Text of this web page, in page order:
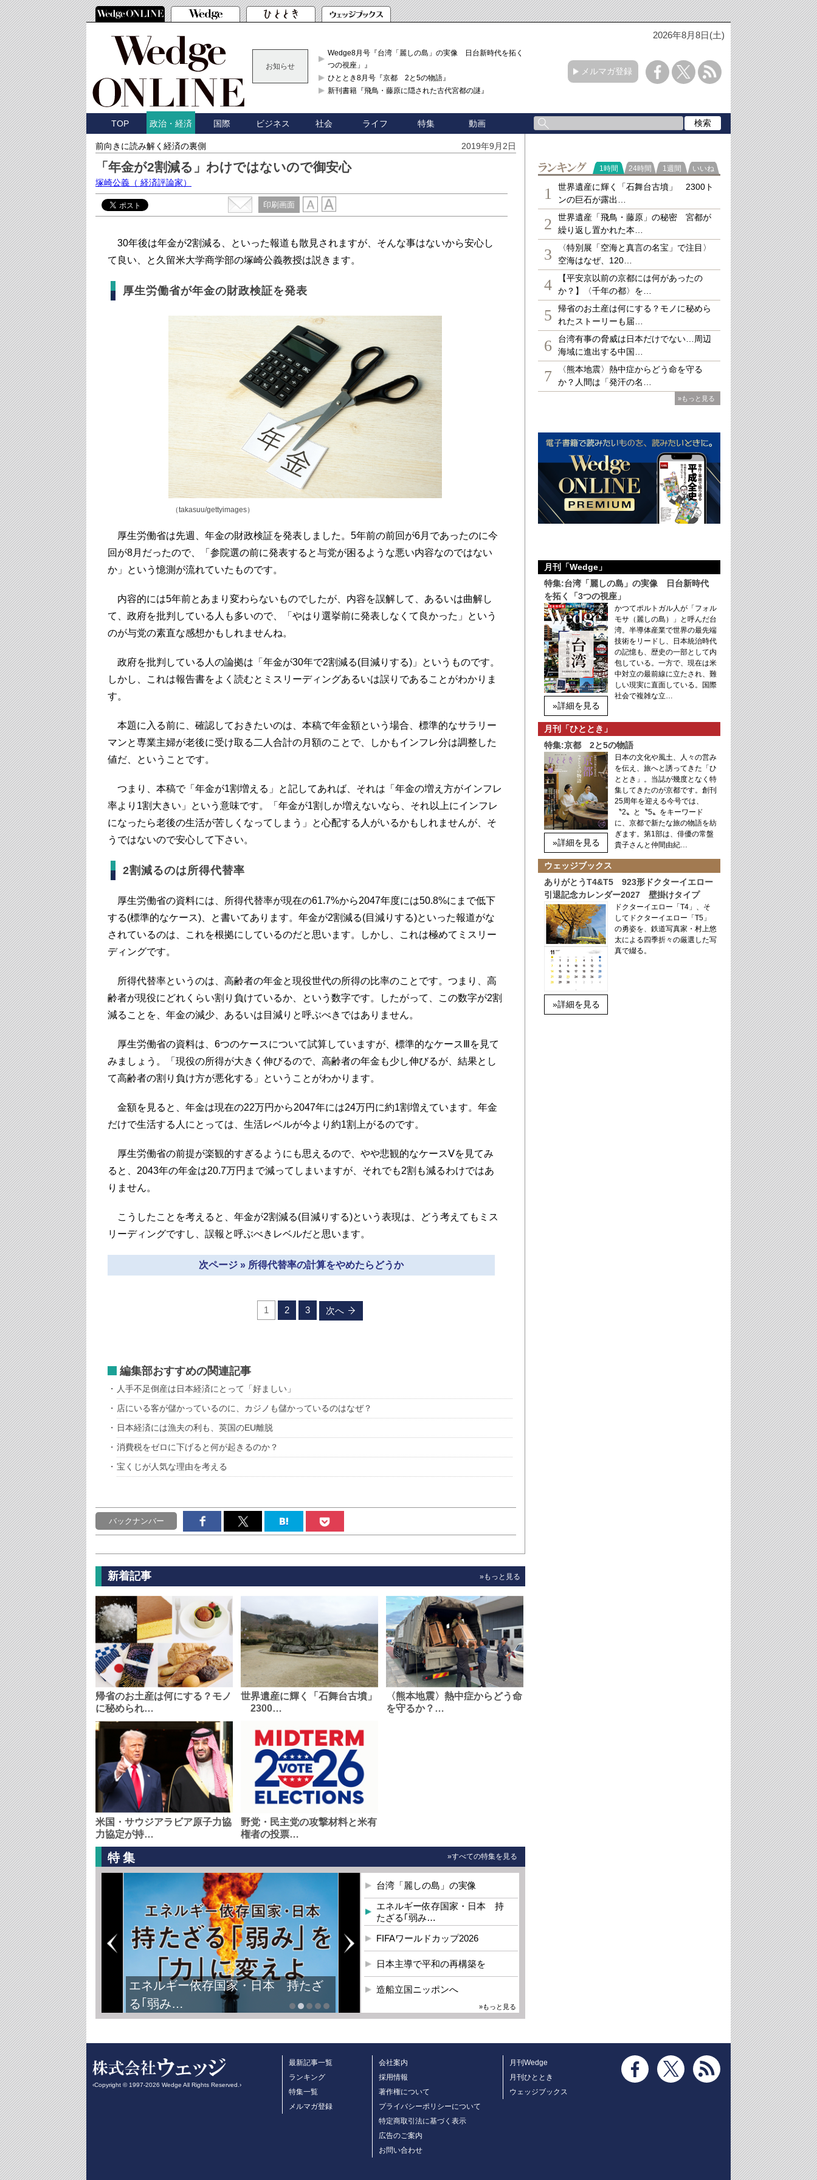
2026年8月8日(土)
お知らせ
Wedge8月号『台湾「麗しの島」の実像 日台新時代を拓く「3
つの視座」』
ひととき8月号『京都 2と5の物語』
新刊書籍『飛鳥・藤原に隠された古代宮都の謎』
メルマガ登録
TOP 政治・経済 国際 ビジネス 社会 ライフ 特集 動画
前向きに読み解く経済の裏側 2019年9月2日
「年金が2割減る」わけではないので御安心
塚崎公義 （ 経済評論家）
印刷画面
30年後は年金が2割減る、といった報道も散見されますが、そんな事はないから安心し
て良い、と久留米大学商学部の塚崎公義教授は説きます。
厚生労働省が年金の財政検証を発表
（takasuu/gettyimages）
厚生労働省は先週、年金の財政検証を発表しました。5年前の前回が6月であったのに今
回が8月だったので、「参院選の前に発表すると与党が困るような悪い内容なのではない
か」という憶測が流れていたものです。
内容的には5年前とあまり変わらないものでしたが、内容を誤解して、あるいは曲解し
て、政府を批判している人も多いので、「やはり選挙前に発表しなくて良かった」という
のが与党の素直な感想かもしれませんね。
政府を批判している人の論拠は「年金が30年で2割減る(目減りする)」というものです。
しかし、これは報告書をよく読むとミスリーディングあるいは誤りであることがわかりま
す。
本題に入る前に、確認しておきたいのは、本稿で年金額という場合、標準的なサラリー
マンと専業主婦が老後に受け取る二人合計の月額のことで、しかもインフレ分は調整した
値だ、ということです。
つまり、本稿で「年金が1割増える」と記してあれば、それは「年金の増え方がインフレ
率より1割大きい」という意味です。「年金が1割しか増えないなら、それ以上にインフレ
になったら老後の生活が苦しくなってしまう」と心配する人がいるかもしれませんが、そ
うではないので安心して下さい。
2割減るのは所得代替率
厚生労働省の資料には、所得代替率が現在の61.7%から2047年度には50.8%にまで低下
する(標準的なケース)、と書いてあります。年金が2割減る(目減りする)といった報道がな
されているのは、これを根拠にしているのだと思います。しかし、これは極めてミスリー
ディングです。
所得代替率というのは、高齢者の年金と現役世代の所得の比率のことです。つまり、高
齢者が現役にどれくらい割り負けているか、という数字です。したがって、この数字が2割
減ることを、年金の減少、あるいは目減りと呼ぶべきではありません。
厚生労働省の資料は、6つのケースについて試算していますが、標準的なケースⅢを見て
みましょう。「現役の所得が大きく伸びるので、高齢者の年金も少し伸びるが、結果とし
て高齢者の割り負け方が悪化する」ということがわかります。
金額を見ると、年金は現在の22万円から2047年には24万円に約1割増えています。年金
だけで生活する人にとっては、生活レベルが今より約1割上がるのです。
厚生労働省の前提が楽観的すぎるようにも思えるので、やや悲観的なケースⅤを見てみ
ると、2043年の年金は20.7万円まで減ってしまいますが、それでも2割も減るわけではあ
りません。
こうしたことを考えると、年金が2割減る(目減りする)という表現は、どう考えてもミス
リーディングですし、誤報と呼ぶべきレベルだと思います。
次ページ » 所得代替率の計算をやめたらどうか
1 2 3 次へ
編集部おすすめの関連記事
人手不足倒産は日本経済にとって「好ましい」
店にいる客が儲かっているのに、カジノも儲かっているのはなぜ？
日本経済には漁夫の利も、英国のEU離脱
消費税をゼロに下げると何が起きるのか？
宝くじが人気な理由を考える
バックナンバー
新着記事 »もっと見る
帰省のお土産は何にする？モノ
に秘められ…
世界遺産に輝く「石舞台古墳」
2300…
〈熊本地震〉熱中症からどう命
を守るか？…
米国・サウジアラビア原子力協
力協定が持…
野党・民主党の攻撃材料と米有
権者の投票…
特集 »すべての特集を見る
エネルギー依存国家・日本 持たざ
る｢弱み…
台湾「麗しの島」の実像
エネルギー依存国家・日本 持
たざる｢弱み…
FIFAワールドカップ2026
日本主導で平和の再構築を
造船立国ニッポンへ
»もっと見る
ランキング
1時間 24時間 1週間 いいね
1
世界遺産に輝く「石舞台古墳」 2300ト
ンの巨石が露出…
2
世界遺産「飛鳥・藤原」の秘密 宮都が
繰り返し置かれた本…
3
〈特別展「空海と真言の名宝」で注目〉
空海はなぜ、120…
4
【平安京以前の京都には何があったの
か？】〈千年の都〉を…
5
帰省のお土産は何にする？モノに秘めら
れたストーリーも届…
6
台湾有事の脅威は日本だけでない…周辺
海域に進出する中国…
7
〈熊本地震〉熱中症からどう命を守る
か？人間は「発汗の名…
»もっと見る
月刊「Wedge」
特集:台湾「麗しの島」の実像 日台新時代
を拓く「3つの視座」
»詳細を見る
かつてポルトガル人が「フォル
モサ（麗しの島）」と呼んだ台
湾。半導体産業で世界の最先端
技術をリードし、日本統治時代
の記憶も、歴史の一部として内
包している。一方で、現在は米
中対立の最前線に立たされ、難
しい現実に直面している。国際
社会で複雑な立…
月刊「ひととき」
特集:京都 2と5の物語
»詳細を見る
日本の文化や風土、人々の営み
を伝え、旅へと誘ってきた「ひ
ととき」。当誌が幾度となく特
集してきたのが京都です。創刊
25周年を迎える今号では、
〝2〟と〝5〟をキーワード
に、京都で新たな旅の物語を紡
ぎます。第1部は、俳優の常盤
貴子さんと仲間由紀…
ウェッジブックス
ありがとうT4&T5 923形ドクターイエロー
引退記念カレンダー2027 壁掛けタイプ
»詳細を見る
ドクターイエロー「T4」、そ
してドクターイエロー「T5」
の勇姿を、鉄道写真家・村上悠
太による四季折々の厳選した写
真で綴る。
‹Copyright © 1997-2026 Wedge All Rights Reserved.›
最新記事一覧
ランキング
特集一覧
メルマガ登録
会社案内
採用情報
著作権について
プライバシーポリシーについて
特定商取引法に基づく表示
広告のご案内
お問い合わせ
月刊Wedge
月刊ひととき
ウェッジブックス